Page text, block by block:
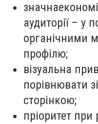
аудиторії – у
органічними
профілю;
візуальна
порівнювати
сторінкою;
пріоритет